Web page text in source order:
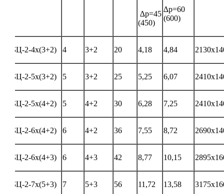
∆р=45
(450)
∆р=60
(600)
БЦ-2-4х(3+2) 4 3+2 20 4,18 4,84
БЦ-2-5х(3+2) 5 3+2 25 5,25 6,07
БЦ-2-5х(4+2) 5 4+2 30 6,28 7,25
БЦ-2-6х(4+2) 6 4+2 36 7,55 8,72
БЦ-2-6х(4+3) 6 4+3 42 8,77 10,15
БЦ-2-7х(5+3) 7 5+3 56 11,72 13,58